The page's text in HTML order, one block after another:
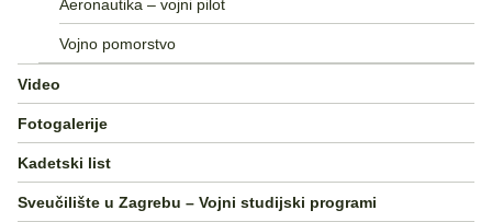
Aeronautika – vojni pilot
Vojno pomorstvo
Video
Fotogalerije
Kadetski list
Sveučilište u Zagrebu – Vojni studijski programi